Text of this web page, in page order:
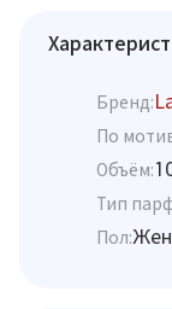
Бренд:
По
Объём:
Тип
Пол: